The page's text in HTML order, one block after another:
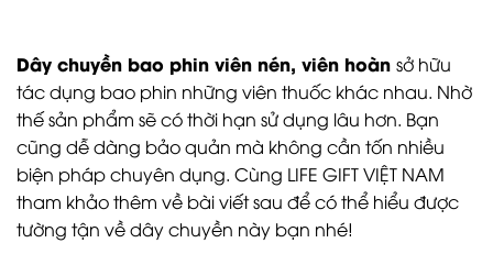
Dây chuyền bao phin viên nén, viên hoàn sở hữu
tác dụng bao phin những viên thuốc khác nhau. Nhờ
thế sản phẩm sẽ có thời hạn sử dụng lâu hơn. Bạn
cũng dễ dàng bảo quản mà không cần tốn nhiều
biện pháp chuyên dụng. Cùng LIFE GIFT VIỆT NAM
tham khảo thêm về bài viết sau để có thể hiểu được
tường tận về dây chuyền này bạn nhé!